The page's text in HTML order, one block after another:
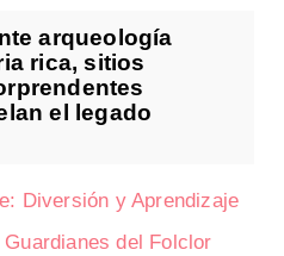
arqueología
rica, sitios
el legado
Diversión y Aprendizaje
del Folclor